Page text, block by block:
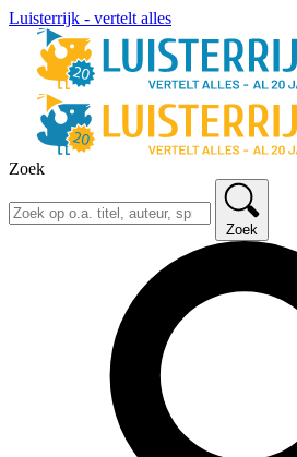
Luisterrijk - vertelt alles
Zoek
Zoek